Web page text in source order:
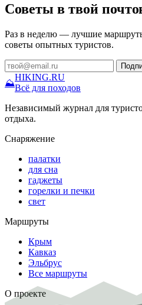
Советы в твой
Раз в неделю — лучшие
советы опытных туристов.
⛰
HIKING.RU
Всё для походов
Независимый журнал для
отдыха.
Снаряжение
палатки
для сна
гаджеты
горелки и печки
свет
Маршруты
Крым
Кавказ
Эльбрус
Все маршруты
О проекте